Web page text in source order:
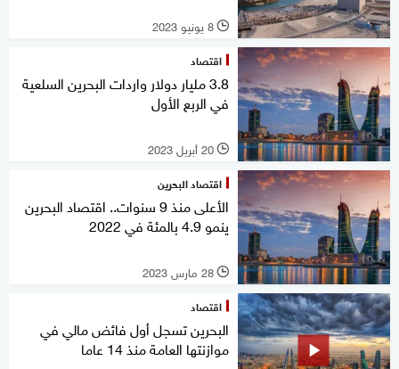
l 8 يونيو 2023
اقتصاد
3.8 مليار دولار واردات البحرين السلعية
في الربع الأول
l 20 أبريل 2023
اقتصاد البحرين
الأعلى منذ 9 سنوات.. اقتصاد البحرين
ينمو 4.9 بالمئة في 2022
l 28 مارس 2023
اقتصاد
البحرين تسجل أول فائض مالي في
موازنتها العامة منذ 14 عاما